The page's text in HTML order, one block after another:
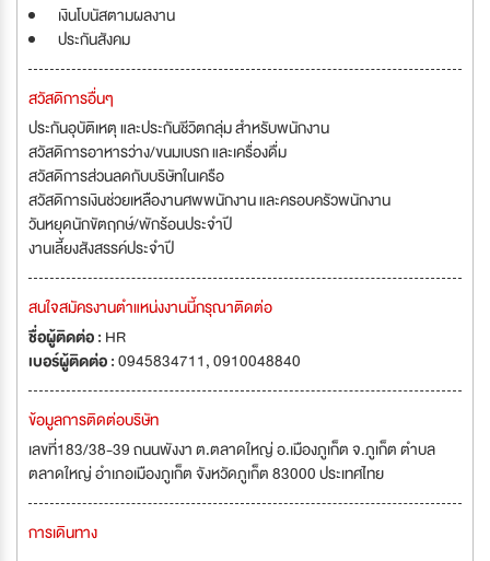
เงินโบนัสตามผลงาน
ประกันสังคม
สวัสดิการอื่นๆ
ประกันอุบัติเหตุ และประกันชีวิตกลุ่ม สำหรับพนักงาน
สวัสดิการอาหารว่าง/ขนมเบรก และเครื่องดื่ม
สวัสดิการส่วนลดกับบริษัทในเครือ
สวัสดิการเงินช่วยเหลืองานศพพนักงาน และครอบครัวพนักงาน
วันหยุดนักขัตฤกษ์/พักร้อนประจำปี
งานเลี้ยงสังสรรค์ประจำปี
สนใจสมัครงานตำแหน่งงานนี้กรุณาติดต่อ
ชื่อผู้ติดต่อ : HR
เบอร์ผู้ติดต่อ :0945834711, 0910048840
ข้อมูลการติดต่อบริษัท
เลขที่183/38-39 ถนนพังงา ต.ตลาดใหญ่ อ.เมืองภูเก็ต จ.ภูเก็ต ตำบล
ตลาดใหญ่ อำเภอเมืองภูเก็ต จังหวัดภูเก็ต 83000 ประเทศไทย
การเดินทาง